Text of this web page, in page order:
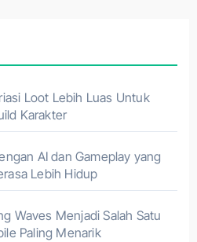
Loot Lebih Luas Untuk
Karakter
AI dan Gameplay yang
Lebih Hidup
Waves Menjadi Salah Satu
Paling Menarik